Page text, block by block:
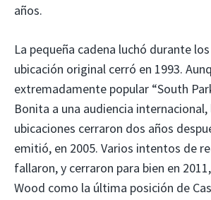
años.
La pequeña cadena luchó durante
ubicación original cerró en 1993.
extremadamente popular “South
Bonita a una audiencia
ubicaciones cerraron dos años
emitió, en 2005. Varios intentos de
fallaron, y cerraron para bien en
Wood como la última posición de